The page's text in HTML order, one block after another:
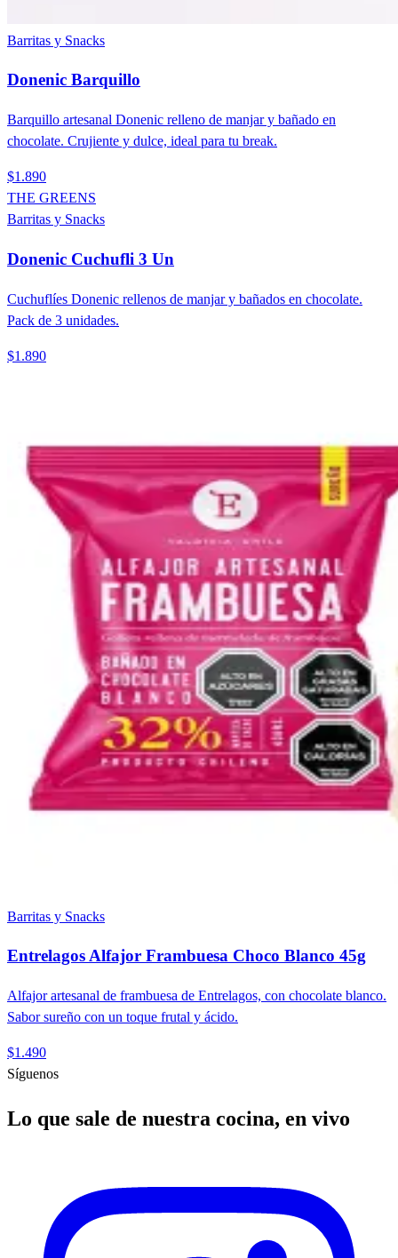
Barritas y Snacks
Donenic Barquillo
Barquillo artesanal Donenic relleno de manjar y bañado en
chocolate. Crujiente y dulce, ideal para tu break.
$1.890
THE GREENS
Barritas y Snacks
Donenic Cuchufli 3 Un
Cuchuflíes Donenic rellenos de manjar y bañados en chocolate.
Pack de 3 unidades.
$1.890
Barritas y Snacks
Entrelagos Alfajor Frambuesa Choco Blanco 45g
Alfajor artesanal de frambuesa de Entrelagos, con chocolate blanco.
Sabor sureño con un toque frutal y ácido.
$1.490
Síguenos
Lo que sale de nuestra cocina, en vivo